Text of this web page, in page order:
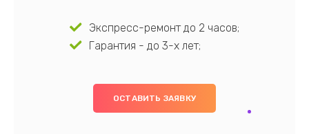
Экспресс-ремонт до 2 часов;
Гарантия - до 3-х лет;
ОСТАВИТЬ ЗАЯВКУ